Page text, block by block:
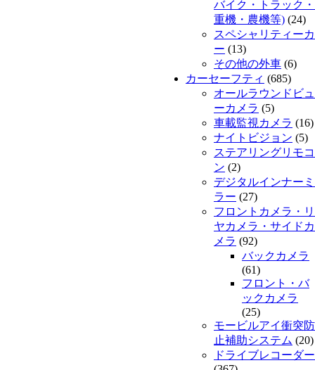
バイク・トラック・
重機・農機等) (24)
スペシャリティーカ
ー (13)
その他の外車 (6)
カーセーフティ (685)
オールラウンドビュ
ーカメラ (5)
車載監視カメラ (16)
ナイトビジョン (5)
ステアリングリモコ
ン (2)
デジタルインナーミ
ラー (27)
フロントカメラ・リ
ヤカメラ・サイドカ
メラ (92)
バックカメラ
(61)
フロント・バ
ックカメラ
(25)
モービルアイ衝突防
止補助システム (20)
ドライブレコーダー